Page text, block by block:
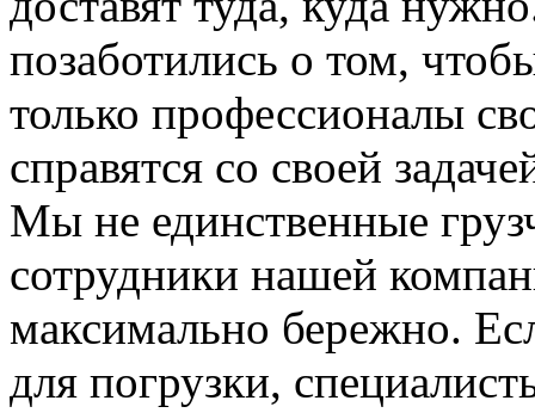
позаботились о том,
только профессионалы
справятся со своей
Мы не единственные
сотрудники нашей
максимально бережно.
для погрузки,